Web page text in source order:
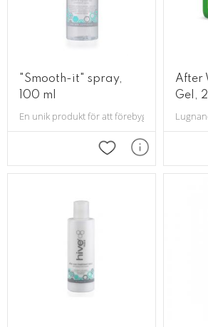
"Smooth-it" spray,
100 ml
En unik produkt för att förebygga och
Lägg till i favoriter
After
Gel,